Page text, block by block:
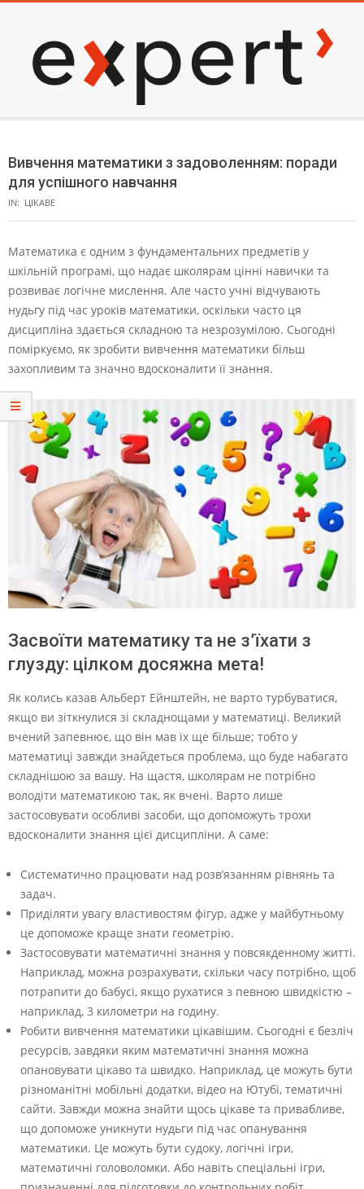
content
EXPERT
Menu
Вивчення математики з задоволенням: поради
для успішного навчання
IN: ЦІКАВЕ
Математика є одним з фундаментальних предметів у
шкільній програмі, що надає школярам цінні навички та
розвиває логічне мислення. Але часто учні відчувають
нудьгу під час уроків математики, оскільки часто ця
дисципліна здається складною та незрозумілою. Сьогодні
поміркуємо, як зробити вивчення математики більш
захопливим та значно вдосконалити її знання.
Засвоїти математику та не з’їхати з
глузду: цілком досяжна мета!
Як колись казав Альберт Ейнштейн, не варто турбуватися,
якщо ви зіткнулися зі складнощами у математиці. Великий
вчений запевнює, що він мав їх ще більше; тобто у
математиці завжди знайдеться проблема, що буде набагато
складнішою за вашу. На щастя, школярам не потрібно
володіти математикою так, як вчені. Варто лише
застосовувати особливі засоби, що допоможуть трохи
вдосконалити знання цієї дисципліни. А саме:
Систематично працювати над розв’язанням рівнянь та
задач.
Приділяти увагу властивостям фігур, адже у майбутньому
це допоможе краще знати геометрію.
Застосовувати математичні знання у повсякденному житті.
Наприклад, можна розрахувати, скільки часу потрібно, щоб
потрапити до бабусі, якщо рухатися з певною швидкістю –
наприклад, 3 километри на годину.
Робити вивчення математики цікавішим. Сьогодні є безліч
ресурсів, завдяки яким математичні знання можна
опановувати цікаво та швидко. Наприклад, це можуть бути
різноманітні мобільні додатки, відео на Ютубі, тематичні
сайти. Завжди можна знайти щось цікаве та привабливе,
що допоможе уникнути нудьги під час опанування
математики. Це можуть бути судоку, логічні ігри,
математичні головоломки. Або навіть спеціальні ігри,